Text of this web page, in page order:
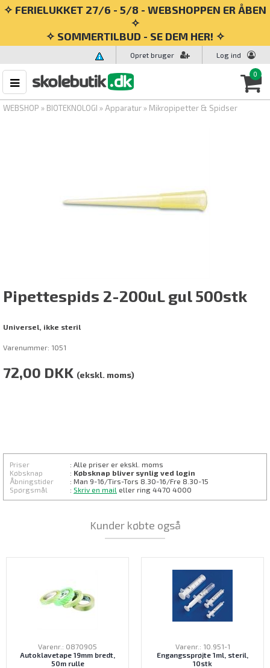
✧ FERIELUKKET 27/6 - 5/8 - WEBSHOPPEN ER ÅBEN
✧
✧ SOMMERTILBUD - SE DEM HER! ✧
Opret bruger Log ind
0
WEBSHOP » BIOTEKNOLOGI » Apparatur» Mikropipetter & Spidser
Pipettespids 2-200uL gul 500stk
Universel, ikke steril
Varenummer: 1051
72,00 DKK (ekskl. moms)
Priser
: Alle priser er ekskl. moms
Købsknap
: Købsknap bliver synlig ved login
Åbningstider
: Man 9-16/Tirs-Tors 8.30-16/Fre 8.30-15
Spørgsmål
: Skriv en mail eller ring 4470 4000
Kunder købte også
Varenr.: 0870905
Autoklavetape 19mm bredt,
50m rulle
Varenr.: 10.951-1
Engangssprøjte 1ml, steril,
10stk